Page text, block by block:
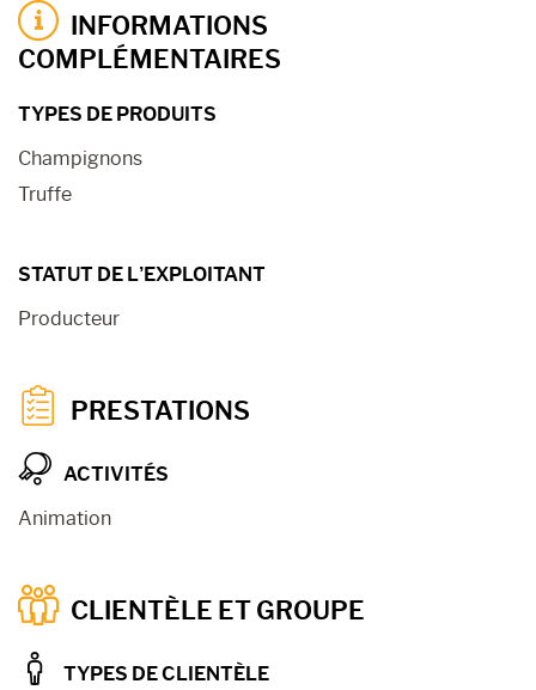
INFORMATIONS
COMPLÉMENTAIRES
TYPES DE PRODUITS
Champignons
Truffe
STATUT DE L’EXPLOITANT
Producteur
PRESTATIONS
ACTIVITÉS
Animation
CLIENTÈLE ET GROUPE
TYPES DE CLIENTÈLE